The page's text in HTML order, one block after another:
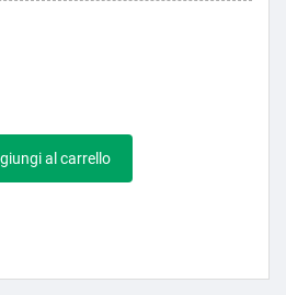
al carrello